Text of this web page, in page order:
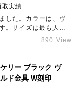
実績
した。カラーは、ヴ
。サイズは最も人気
でしたので、高い査定
リーレア東心斎橋
890 View
リー ブラック ヴ
ド金具 W刻印